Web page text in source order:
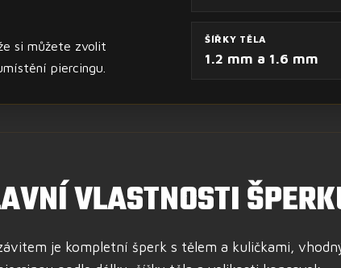
si můžete zvolit
piercingu.
ŠÍŘKY TĚLA
1.2 mm a 1.6 mm
VLASTNOSTI
je kompletní šperk s tělem a kuličkami,